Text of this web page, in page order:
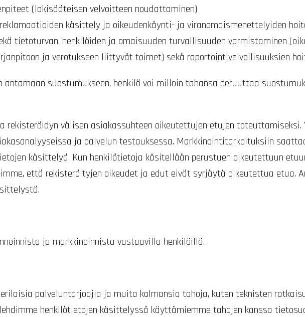
(lakisääteisen velvoitteen noudattaminen)
käsittely ja oikeudenkäynti- ja viranomaismenettelyiden
tietoturvan, henkilöiden ja omaisuuden turvallisuuden varmistaminen
ja verotukseen liittyvät toimet) sekä raportointivelvollisuuksien
antamaan suostumukseen, henkilö voi milloin tahansa peruuttaa
rekisteröidyn välisen asiakassuhteen oikeutettujen etujen
ja palvelun testauksessa. Markkinointitarkoituksiin
käsittelyä. Kun henkilötietoja käsitellään perustuen oikeutettuun
että rekisteröityjen oikeudet ja edut eivät syrjäytä oikeutettua etua.
ja markkinoinnista vastaavilla henkilöillä.
palveluntarjoajia ja muita kolmansia tahoja, kuten teknisten
henkilötietojen käsittelyssä käyttämiemme tahojen kanssa